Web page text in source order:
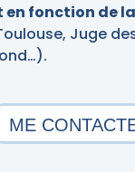
en fonction de
Juge
ME